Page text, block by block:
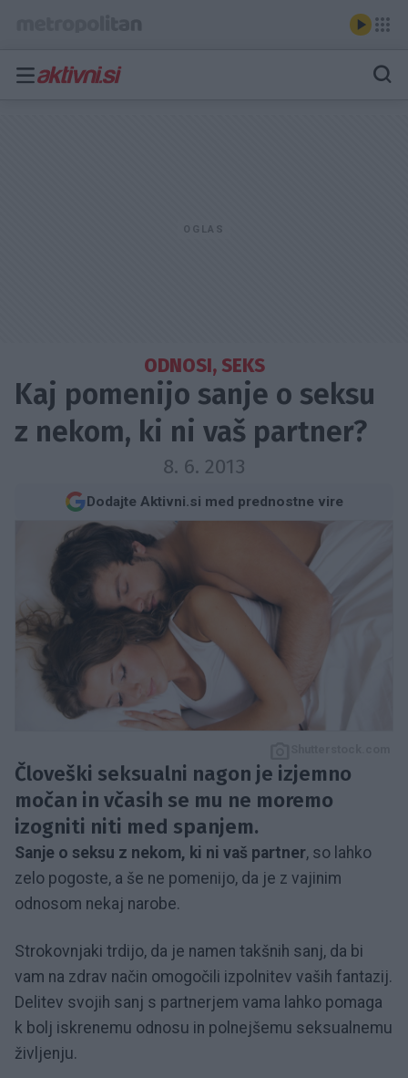
ODNOSI, SEKS
Kaj pomenijo sanje o seksu
z nekom, ki ni vaš partner?
8. 6. 2013
Dodajte Aktivni.si med prednostne vire
Človeški seksualni nagon je izjemno
močan in včasih se mu ne moremo
izogniti niti med spanjem.
Sanje o seksu z nekom, ki ni vaš partner, so lahko
zelo pogoste, a še ne pomenijo, da je z vajinim
odnosom nekaj narobe.
Strokovnjaki trdijo, da je namen takšnih sanj, da bi
vam na zdrav način omogočili izpolnitev vaših fantazij.
Delitev svojih sanj s partnerjem vama lahko pomaga
k bolj iskrenemu odnosu in polnejšemu seksualnemu
življenju.